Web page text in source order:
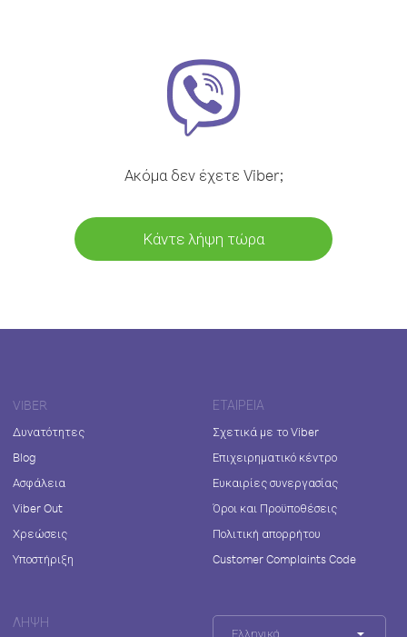
Ακόμα δεν έχετε Viber;
Κάντε λήψη τώρα
VIBER
Δυνατότητες
Blog
Ασφάλεια
Viber Out
Χρεώσεις
Υποστήριξη
ΕΤΑΙΡΕΊΑ
Σχετικά με το Viber
Επιχειρηματικό κέντρο
Ευκαιρίες συνεργασίας
Όροι και Προϋποθέσεις
Πολιτική απορρήτου
Customer Complaints Code
ΛΉΨΗ
Ελληνικά